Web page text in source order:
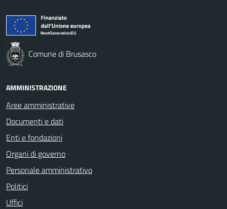
Comune di Brusasco
AMMINISTRAZIONE
Aree amministrative
Documenti e dati
Enti e fondazioni
Organi di governo
Personale amministrativo
Politici
Uffici